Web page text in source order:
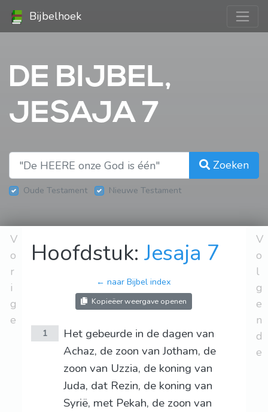
Bijbelhoek
DE BIJBEL,
JESAJA 7
Zoeken
Oude Testament Nieuwe Testament
V
o
r
i
g
e
Hoofdstuk:Jesaja 7
← naar Bijbel index
Kopieëer weergave openen
1
Het gebeurde in de dagen van
Achaz, de zoon van Jotham, de
zoon van Uzzia, de koning van
Juda, dat Rezin, de koning van
Syrië, met Pekah, de zoon van
V
o
l
g
e
n
d
e